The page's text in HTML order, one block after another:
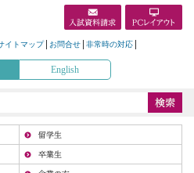
イトマップ お問合せ 非常時の対応
English